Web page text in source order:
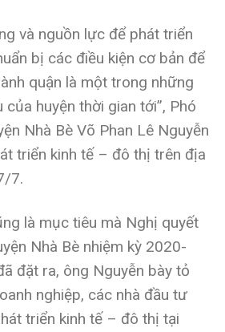
và nguồn lực để phát triển
bị các điều kiện cơ bản để
quận là một trong những
huyện thời gian tới”, Phó
Nhà Bè Võ Phan Lê Nguyễn
triển kinh tế – đô thị trên địa
7.
là mục tiêu mà Nghị quyết
Nhà Bè nhiệm kỳ 2020-
đặt ra, ông Nguyễn bày tỏ
nghiệp, các nhà đầu tư
triển kinh tế – đô thị tại